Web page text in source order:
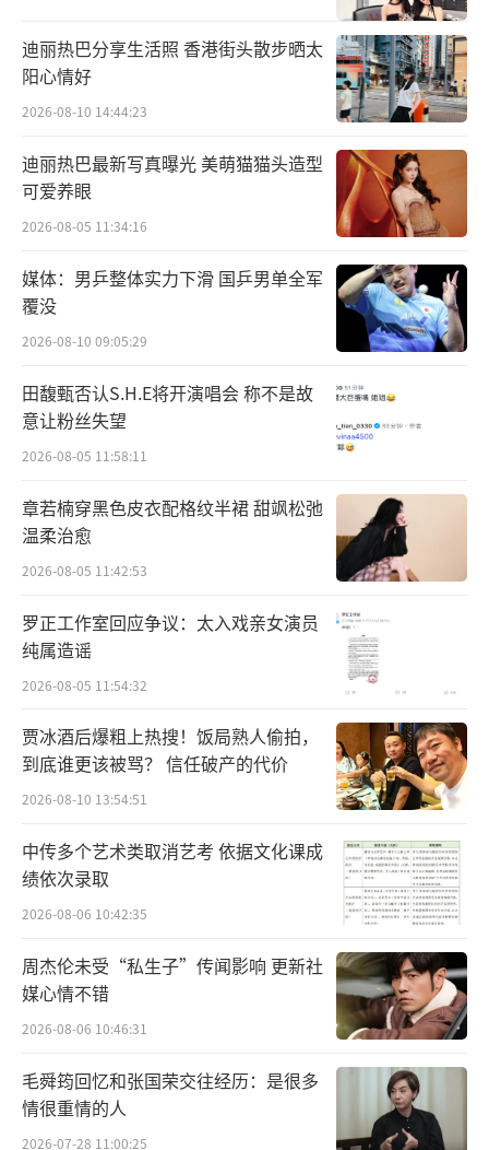
书写危机，深入群像关系打磨
随着剧情的深入，剧中角色身上的多面与
成长性也体现出来，群像塑造更进一步展开。
任如意表面上杀伐果断、冷血无情，随着与宁
远舟、杨盈等人在旅途中逐渐加深的相互了
解。其身上柔软、单纯甚至偶尔不自知的“憨
直”也慢慢显现出来。而宁远舟对如意的感
觉，从一开始高喊“强抢民男”全身上下写满
了拒绝，到后来不由自主地追随她每一个眼
神、动作，这些细节都在故事推进中被仔细刻
画。公主杨盈，一个从小长在皇宫不知天下事
的天真少女，在旅途一次次亲眼目睹身边的人
为了保护自己而身陷险境，也逐渐明白自己肩
上的使命。
迪丽热巴分享生活照 香港街头散步晒太
阳心情好
2026-08-10 14:44:23
迪丽热巴最新写真曝光 美萌猫猫头造型
可爱养眼
2026-08-05 11:34:16
媒体：男乒整体实力下滑 国乒男单全军
覆没
2026-08-10 09:05:29
田馥甄否认S.H.E将开演唱会 称不是故
意让粉丝失望
2026-08-05 11:58:11
章若楠穿黑色皮衣配格纹半裙 甜飒松弛
温柔治愈
2026-08-05 11:42:53
罗正工作室回应争议：太入戏亲女演员
纯属造谣
2026-08-05 11:54:32
贾冰酒后爆粗上热搜！饭局熟人偷拍，
到底谁更该被骂？ 信任破产的代价
2026-08-10 13:54:51
中传多个艺术类取消艺考 依据文化课成
绩依次录取
2026-08-06 10:42:35
周杰伦未受“私生子”传闻影响 更新社
媒心情不错
2026-08-06 10:46:31
毛舜筠回忆和张国荣交往经历：是很多
情很重情的人
2026-07-28 11:00:25